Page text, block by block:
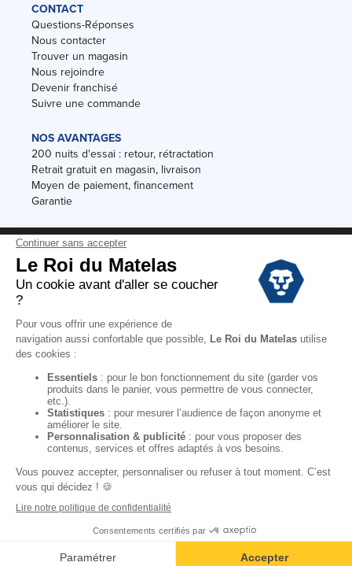
CONTACT
Questions-Réponses
Nous contacter
Trouver un magasin
Nous rejoindre
Devenir franchisé
Suivre une commande
NOS AVANTAGES
200 nuits d'essai : retour, rétractation
Retrait gratuit en magasin, livraison
Moyen de paiement, financement
Garantie
Conditions des offres
Black Friday
Destockage
Conditions Générales de vente magasin
Mentions Légales
Données personnelles
Codes promo Le Roi du Matelas
Copyright © 2022. All rights reserved.